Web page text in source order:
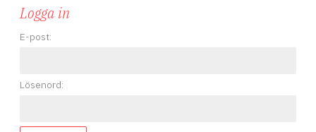
Logga in
E-post:
Lösenord: